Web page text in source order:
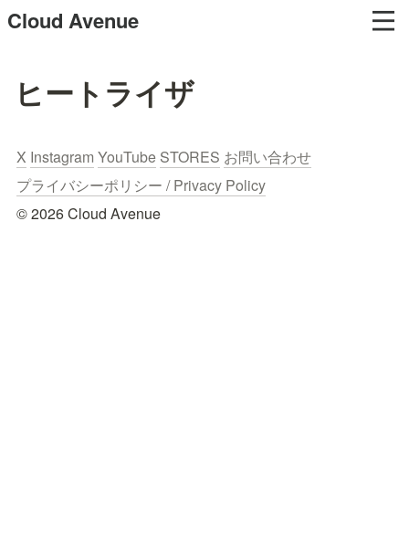
Cloud Avenue
ヒートライザ
X Instagram YouTube STORES お問い合わせ
プライバシーポリシー / Privacy Policy
© 2026 Cloud Avenue